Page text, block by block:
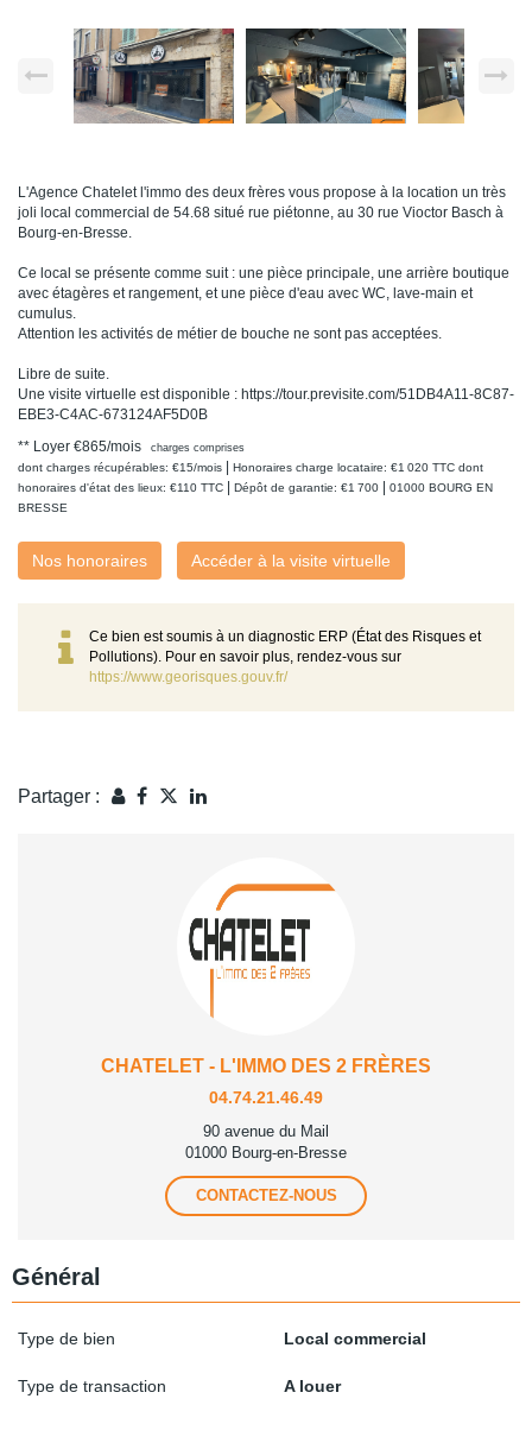
L'Agence Chatelet l'immo des deux frères vous propose à la location un très
joli local commercial de 54.68 situé rue piétonne, au 30 rue Vioctor Basch à
Bourg-en-Bresse.
Ce local se présente comme suit : une pièce principale, une arrière boutique
avec étagères et rangement, et une pièce d'eau avec WC, lave-main et
cumulus.
Attention les activités de métier de bouche ne sont pas acceptées.
Libre de suite.
Une visite virtuelle est disponible : https://tour.previsite.com/51DB4A11-8C87-
EBE3-C4AC-673124AF5D0B
** Loyer €865/mois charges comprises
dont charges récupérables: €15/mois Honoraires charge locataire: €1 020 TTC dont
honoraires d'état des lieux: €110 TTC
Dépôt de garantie: €1 700
01000 BOURG EN
BRESSE
Nos honoraires Accéder à la visite virtuelle
Ce bien est soumis à un diagnostic ERP (État des Risques et
Pollutions). Pour en savoir plus, rendez-vous sur
https://www.georisques.gouv.fr/
Partager :
CHATELET - L'IMMO DES 2 FRÈRES
04.74.21.46.49
90 avenue du Mail
01000 Bourg-en-Bresse
CONTACTEZ-NOUS
Général
Type de bien Local commercial
Type de transaction A louer